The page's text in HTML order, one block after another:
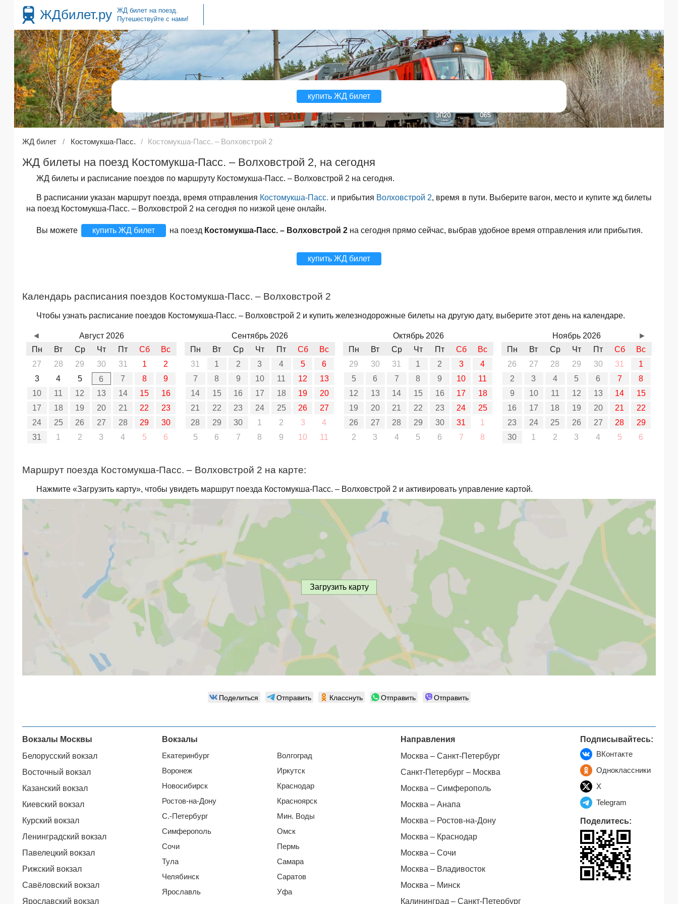
ЖДбилет.ру
ЖД билет на поезд.
Путешествуйте с нами!
купить ЖД билет
ЖД билет Костомукша-Пасс. Костомукша-Пасс. – Волховстрой 2
ЖД билеты на поезд Костомукша-Пасс. – Волховстрой 2, на сегодня
ЖД билеты и расписание поездов по маршруту Костомукша-Пасс. – Волховстрой 2 на сегодня.
В расписании указан маршрут поезда, время отправления Костомукша-Пасс. и прибытия Волховстрой 2, время в пути. Выберите вагон, место и купите жд билеты
на поезд Костомукша-Пасс. – Волховстрой 2 на сегодня по низкой цене онлайн.
Вы можете купить ЖД билет на поезд Костомукша-Пасс. – Волховстрой 2 на сегодня прямо сейчас, выбрав удобное время отправления или прибытия.
купить ЖД билет
Календарь расписания поездов Костомукша-Пасс. – Волховстрой 2
Чтобы узнать расписание поездов Костомукша-Пасс. – Волховстрой 2 и купить железнодорожные билеты на другую дату, выберите этот день на календаре.
Август 2026
Пн
Вт Ср Чт Пт Сб
Вс
27
28 29 30 31 1
2
3
4 5 6 7 8
9
10
11 12 13 14 15
16
17
18 19 20 21 22
23
24
25 26 27 28 29
30
31
1 2 3 4 5 6
Сентябрь 2026
Пн
Вт Ср Чт Пт Сб
Вс
31
1 2 3 4 5
6
7
8 9 10 11 12
13
14
15 16 17 18 19
20
21
22 23 24 25 26
27
28
29 30 1 2 3
4
5
6 7 8 9 10 11
Октябрь 2026
Пн
Вт Ср Чт Пт Сб
Вс
29
30 31 1 2 3
4
5
6 7 8 9 10
11
12
13 14 15 16 17
18
19
20 21 22 23 24
25
26
27 28 29 30 31
1
2
3 4 5 6 7 8
Ноябрь 2026
Пн
Вт Ср Чт Пт Сб
Вс
26
27 28 29 30 31
1
2
3 4 5 6 7
8
9
10 11 12 13 14
15
16
17 18 19 20 21
22
23
24 25 26 27 28
29
30
1 2 3 4 5 6
◄ ►
Маршрут поезда Костомукша-Пасс. – Волховстрой 2 на карте:
Нажмите «Загрузить карту», чтобы увидеть маршрут поезда Костомукша-Пасс. – Волховстрой 2 и активировать управление картой.
Загрузить карту
Поделиться Отправить Класснуть Отправить Отправить
Вокзалы Москвы
Белорусский вокзал
Восточный вокзал
Казанский вокзал
Киевский вокзал
Курский вокзал
Ленинградский вокзал
Павелецкий вокзал
Рижский вокзал
Савёловский вокзал
Ярославский вокзал
Вокзалы
Екатеринбург
Воронеж
Новосибирск
Ростов-на-Дону
С.-Петербург
Симферополь
Сочи
Тула
Челябинск
Ярославль
Волгоград
Иркутск
Краснодар
Красноярск
Мин. Воды
Омск
Пермь
Самара
Саратов
Уфа
Направления
Москва – Санкт-Петербург
Санкт-Петербург – Москва
Москва – Симферополь
Москва – Анапа
Москва – Ростов-на-Дону
Москва – Краснодар
Москва – Сочи
Москва – Владивосток
Москва – Минск
Калининград – Санкт-Петербург
Подписывайтесь:
ВКонтакте
Одноклассники
X
Telegram
Поделитесь: